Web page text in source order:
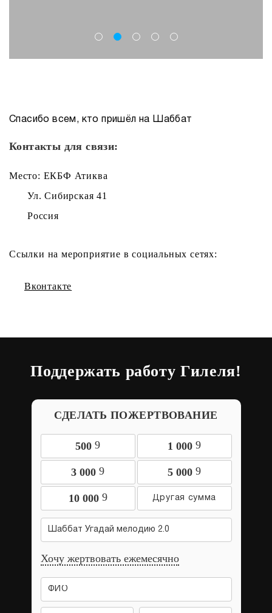
Спасибо всем, кто пришёл на Шаббат
Контакты для связи:
Место: ЕКБФ Атиква
Ул. Сибирская 41
Россия
Ссылки на мероприятие в социальных сетях:
Вконтакте
Поддержать работу Гилеля!
СДЕЛАТЬ ПОЖЕРТВОВАНИЕ
500 9 1 000 9
3 000 9 5 000 9
10 000 9
Шаббат Угадай мелодию 2.0
Хочу жертвовать ежемесячно